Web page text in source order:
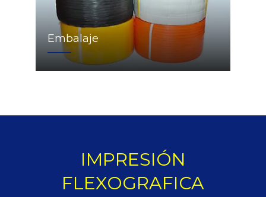
Embalaje
IMPRESIÓN
FLEXOGRAFICA